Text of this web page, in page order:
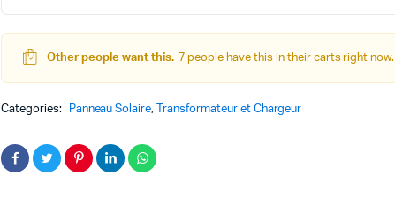
Lego Education
Pack Arduino – raspberry pi
SOLAIRE
Other people want this. 7 people have this in their carts right now.
Categories: Panneau Solaire, Transformateur et Chargeur